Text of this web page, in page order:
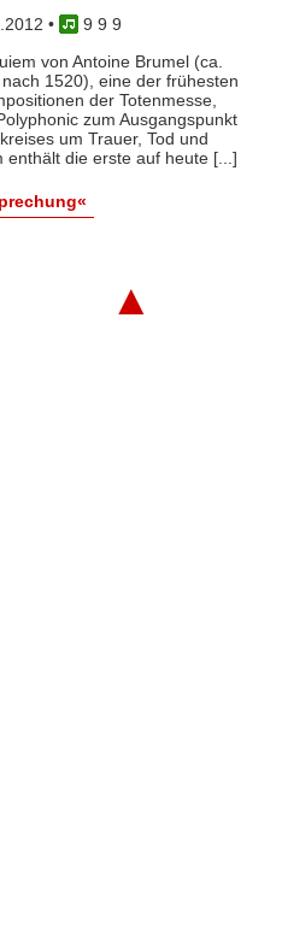
•
9 9 9
von Antoine Brumel (ca.
1520), eine der frühesten
der Totenmesse,
zum Ausgangspunkt
um Trauer, Tod und
enthält die erste auf heute [...]
▲